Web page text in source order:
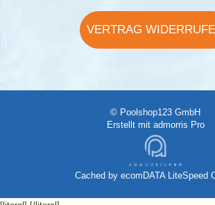
VERTRAG
© Poolshop123 GmbH
Erstellt mit admorris Pro
Cached by ecomDATA LiteSpeed